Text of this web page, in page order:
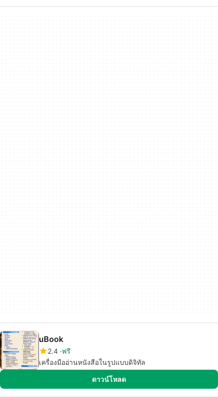
uBook
2.4 ฟรี
เครื่องมืออ่านหนังสือในรูปแบบดิจิทัล
ดาวน์โหลด